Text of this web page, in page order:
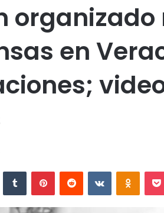
en
Tumblr PinterestReddit VKontakte